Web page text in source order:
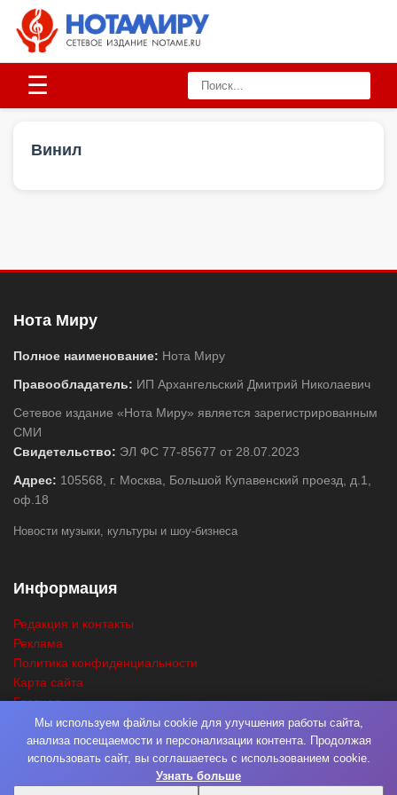
☰
Винил
Нота Миру
Полное наименование: Нота Миру
Правообладатель: ИП Архангельский Дмитрий Николаевич
Сетевое издание «Нота Миру» является зарегистрированным
СМИ
Свидетельство: ЭЛ ФС 77-85677 от 28.07.2023
Адрес: 105568, г. Москва, Большой Купавенский проезд, д.1,
оф.18
Новости музыки, культуры и шоу-бизнеса
Информация
Редакция и контакты
Реклама
Политика конфиденциальности
Карта сайта
Главная
Поиск
© 2026Нота Миру. РазработкаФабрика Медиа Мьюзик. Все права
Мы используем файлы cookie для улучшения работы сайта,
анализа посещаемости и персонализации контента. Продолжая
использовать сайт, вы соглашаетесь с использованием cookie.
Узнать больше